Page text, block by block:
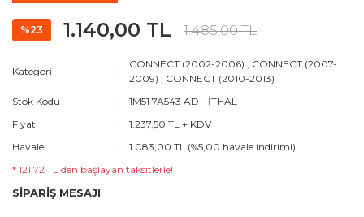
%23 1.140,00 TL 1.485,00 TL
Kategori
CONNECT (2002-2006) , CONNECT (2007-
2009) , CONNECT (2010-2013)
Stok Kodu
1M51 7A543 AD - İTHAL
Fiyat
1.237,50 TL + KDV
Havale
1.083,00 TL (%5,00 havale indirimi)
* 121,72 TL den başlayan taksitlerle!
SİPARİŞ MESAJI